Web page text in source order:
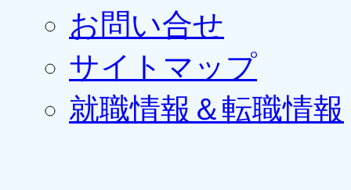
お問い合せ
サイトマップ
就職情報＆転職情報